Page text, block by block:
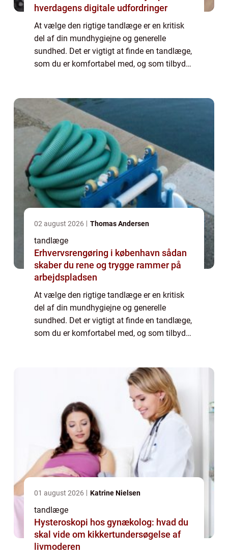
hverdagens digitale udfordringer
At vælge den rigtige tandlæge er en kritisk
del af din mundhygiejne og generelle
sundhed. Det er vigtigt at finde en tandlæge,
som du er komfortabel med, og som tilbyder
02 august 2026 Thomas Andersen
tandlæge
Erhvervsrengøring i københavn sådan
skaber du rene og trygge rammer på
arbejdspladsen
At vælge den rigtige tandlæge er en kritisk
del af din mundhygiejne og generelle
sundhed. Det er vigtigt at finde en tandlæge,
som du er komfortabel med, og som tilbyder
01 august 2026 Katrine Nielsen
tandlæge
Hysteroskopi hos gynækolog: hvad du
skal vide om kikkertundersøgelse af
livmoderen